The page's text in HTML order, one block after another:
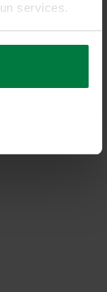
services.